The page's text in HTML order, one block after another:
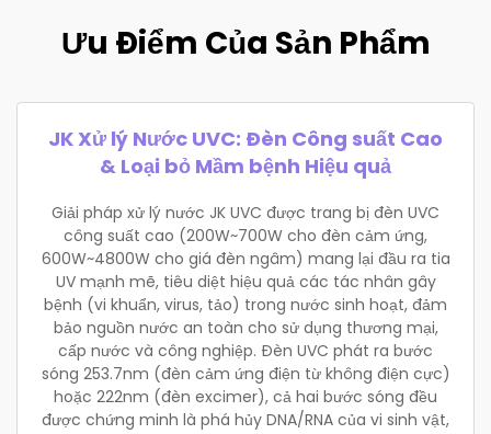
Ưu Điểm Của Sản Phẩm
JK Xử lý Nước UVC: Đèn Công suất Cao
& Loại bỏ Mầm bệnh Hiệu quả
Giải pháp xử lý nước JK UVC được trang bị đèn UVC
công suất cao (200W~700W cho đèn cảm ứng,
600W~4800W cho giá đèn ngâm) mang lại đầu ra tia
UV mạnh mẽ, tiêu diệt hiệu quả các tác nhân gây
bệnh (vi khuẩn, virus, tảo) trong nước sinh hoạt, đảm
bảo nguồn nước an toàn cho sử dụng thương mại,
cấp nước và công nghiệp. Đèn UVC phát ra bước
sóng 253.7nm (đèn cảm ứng điện từ không điện cực)
hoặc 222nm (đèn excimer), cả hai bước sóng đều
được chứng minh là phá hủy DNA/RNA của vi sinh vật,